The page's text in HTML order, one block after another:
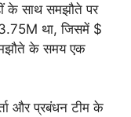
के साथ समझौते पर
था, जिसमें $
के समय एक
और प्रबंधन टीम के